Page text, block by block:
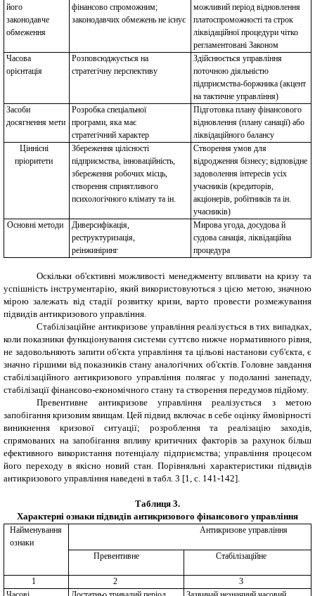
його
законодавче
обмеження
фінансово спроможним;
законодавчих обмежень не існує
можливий період відновлення
платоспроможності та строк
ліквідаційної процедури чітко
регламентовані Законом
Часова
орієнтація
Розповсюджується на
стратегічну перспективу
Здійснюється управління
поточною діяльністю
підприємства-боржника (акцент
на тактичне управління)
Засоби
досягнення мети
Розробка спеціальної
програми, яка має
стратегічний характер
Підготовка плану фінансового
відновлення (плану санації) або
ліквідаційного балансу
Ціннісні
пріоритети
Збереження цілісності
підприємства, інноваційність,
збереження робочих місць,
створення сприятливого
психологічного клімату та ін.
Створення умов для
відродження бізнесу; відповідне
задоволення інтересів усіх
учасників (кредиторів,
акціонерів, робітників та ін.
учасників)
Основні методи
Диверсифікація,
реструктуризація,
реінжиніринг
Мирова угода, досудова й
судова санація, ліквідаційна
процедура
Оскільки об'єктивні можливості менеджменту впливати на кризу та
успішність інструментарію, який використовуються з цією метою, значною
мірою залежать від стадії розвитку кризи, варто провести розмежування
підвидів антикризового управління.
Стабілізаційне антикризове управління реалізується в тих випадках,
коли показники функціонування системи суттєво нижче нормативного рівня,
не задовольняють запити об'єкта управління та цільові настанови суб'єкта, є
значно гіршими від показників стану аналогічних об'єктів. Головне завдання
стабілізаційного антикризового управління полягає у подоланні занепаду,
стабілізації фінансово-економічного стану та створення передумов підйому.
Превентивне антикризове управління реалізується з метою
запобігання кризовим явищам. Цей підвид включає в себе оцінку ймовірності
виникнення кризової ситуації; розроблення та реалізацію заходів,
спрямованих на запобігання впливу критичних факторів за рахунок більш
ефективного використання потенціалу підприємства; управління процесом
його переходу в якісно новий стан. Порівняльні характеристики підвидів
антикризового управління наведені в табл. 3 [1, с. 141-142].
Таблиця 3.
Характерні ознаки підвидів антикризового фінансового управління
Найменування
ознаки
Антикризове управління
Превентивне Стабілізаційне
1 2
3